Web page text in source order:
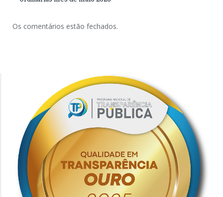
Os comentários estão fechados.